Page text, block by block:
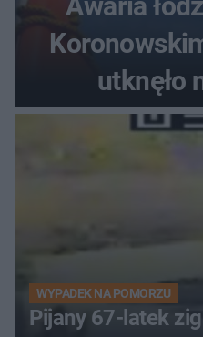
utknęło
WYPADEK NA POMORZU
Pijany 67-latek